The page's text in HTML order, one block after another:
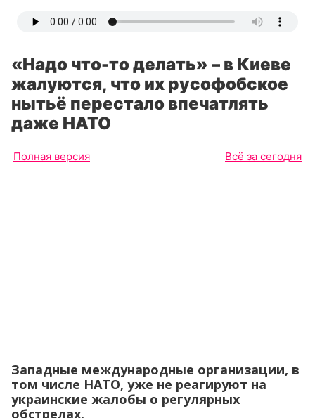
«Надо что-то делать» – в Киеве
жалуются, что их русофобское
нытьё перестало впечатлять
даже НАТО
Полная версия Всё за сегодня
Западные международные организации, в
том числе НАТО, уже не реагируют на
украинские жалобы о регулярных
обстрелах.